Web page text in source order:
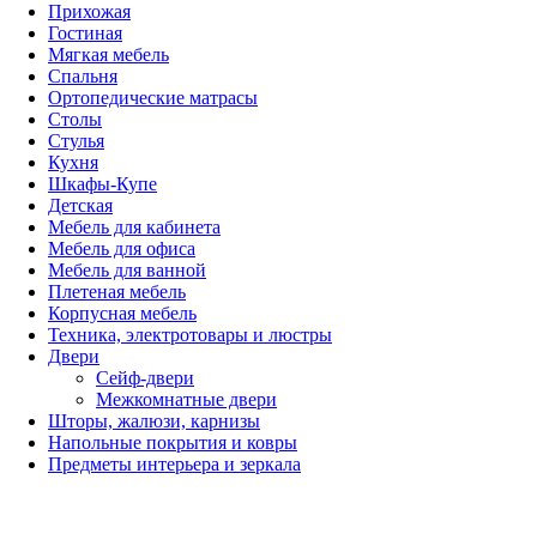
Прихожая
Гостиная
Мягкая мебель
Спальня
Ортопедические матрасы
Столы
Стулья
Кухня
Шкафы-Купе
Детская
Мебель для кабинета
Мебель для офиса
Мебель для ванной
Плетеная мебель
Корпусная мебель
Техника, электротовары и люстры
Двери
Сейф-двери
Межкомнатные двери
Шторы, жалюзи, карнизы
Напольные покрытия и ковры
Предметы интерьера и зеркала